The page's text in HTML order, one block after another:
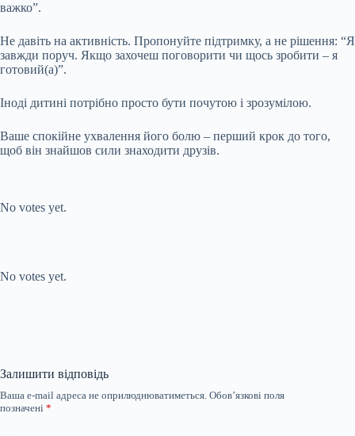
важко”.
Не давіть на активність. Пропонуйте підтримку, а не рішення: “Я
завжди поруч. Якщо захочеш поговорити чи щось зробити – я
готовий(а)”.
Іноді дитині потрібно просто бути почутою і зрозумілою.
Ваше спокійне ухвалення його болю – перший крок до того,
щоб він знайшов сили знаходити друзів.
No votes yet.
No votes yet.
Залишити відповідь
Ваша e-mail адреса не оприлюднюватиметься. Обов’язкові поля
позначені *